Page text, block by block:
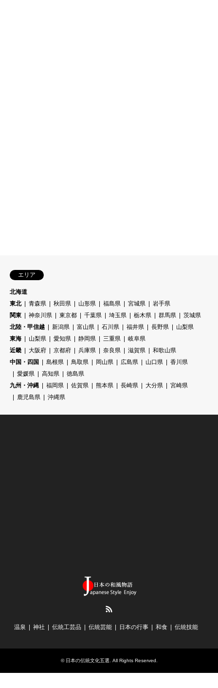
エリア
北海道
東北
青森県 秋田県 山形県 福島県 宮城県
岩手県
関東
神奈川県 東京都 千葉県 埼玉県 栃木県 群馬県
茨城県
北陸・甲信越
新潟県 富山県 石川県 福井県 長野県
山梨県
東海
山梨県 愛知県 静岡県 三重県
岐阜県
近畿
大阪府 京都府 兵庫県 奈良県 滋賀県
和歌山県
中国・四国
島根県 鳥取県 岡山県 広島県 山口県
香川県
愛媛県
高知県
徳島県
九州・沖縄
福岡県 佐賀県 熊本県 長崎県 大分県
宮崎県
鹿児島県
沖縄県
温泉 神社 伝統工芸品 伝統芸能 日本の行事 和食 伝統技能
© 日本の伝統文化五選 . All Rights Reserved.